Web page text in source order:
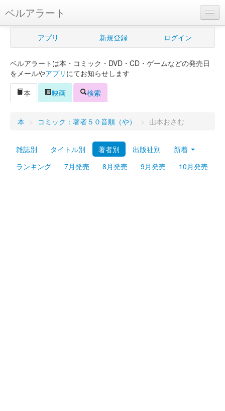
ベルアラート
ベルアラートとは
新規登録
ログイン
Myシェルフ
プレミアム
アプリ 新規登録 ログイン
ベルアラートは本・コミック・DVD・CD・ゲームなどの発売日
をメールやアプリ にてお知らせします
本
映画 検索
本 > コミック：著者５０音順（や） > 山本おさむ
雑誌別 タイトル別 著者別 出版社別
新着
ランキング
7月発売 8月発売 9月発売 10月発売